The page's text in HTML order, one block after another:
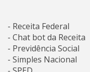
- Receita Federal
- Chat bot da Receita
- Previdência Social
- Simples Nacional